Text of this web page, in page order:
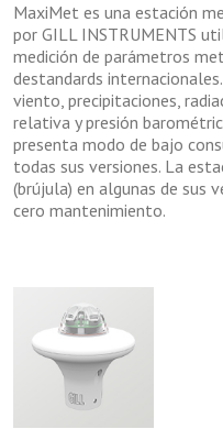
MaxiMet es una estación
por GILL INSTRUMENTS
medición de parámetros
destandards
viento, precipitaciones,
relativa y presión
presenta modo de bajo
todas sus versiones. La
(brújula) en algunas de sus
cero mantenimiento.